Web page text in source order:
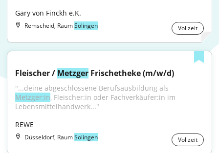
Gary von Finckh e.K.
Remscheid, RaumSolingen Vollzeit
Fleischer / Metzger Frischetheke (m/w/d)
Metzger:in, Fleischer:in oder Fachverkäufer:in im
Lebensmittelhandwerk..."
REWE
Düsseldorf, RaumSolingen Vollzeit